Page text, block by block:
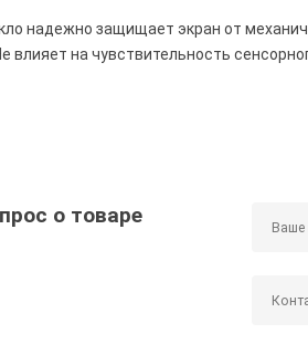
надежно защищает экран от
влияет на чувствительность
о товаре